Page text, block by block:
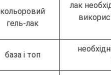
кольоровий
гель-лак
лак
база і топ